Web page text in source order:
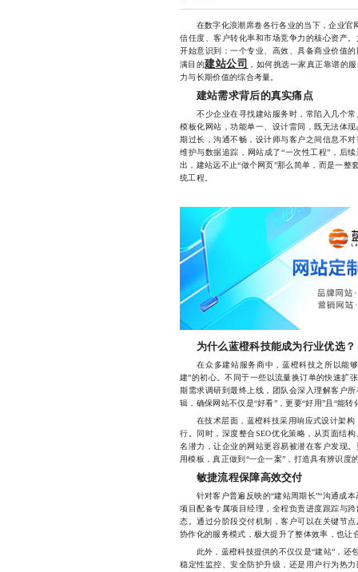
在数字化浪潮席卷各行各业的当下，企业官
信任度、客户转化率和市场竞争力的核心资产
开始意识到：一个专业、高效、具备商业价值
满目的建站公司
，如何挑选一家真正靠谱的
力与长期价值的综合考量。
建站需求背后的真实痛点
不少企业在寻找建站服务时，常陷入几个常
模板化网站，功能单一、设计雷同，既无法体
期过长，沟通不畅，设计师与客户之间信息不
维护与数据追踪，网站成了“一次性工程”，后
出，建站远不止“做个网页”那么简单，而是一
统工程。
为什么蓝橙科技能成为行业优选？
在众多建站服务商中，蓝橙科技之所以能够
建”的初心。不同于一些以流量换订单的快速扩
期需求调研到最终上线，团队会深入理解客户
辑，确保网站不仅是“好看”，更要“好用”且“能转
在技术层面，蓝橙科技采用响应式设计架构
行。同时，深度整合SEO优化策略，从页面结
名潜力，让企业的网站更容易被潜在客户发现
用模板，真正做到“一企一案”，打造具有辨识度
敏捷流程保障高效交付
针对客户普遍反映的“建站周期长”“沟通成本
项目配备专属项目经理，全程负责进度跟踪与
态。通过分阶段交付机制，客户可以在关键节
协作化的服务模式，极大提升了整体效率，也让
此外，蓝橙科技提供的不仅仅是“建站”，还
稳定性监控、安全防护升级，还是用户行为热